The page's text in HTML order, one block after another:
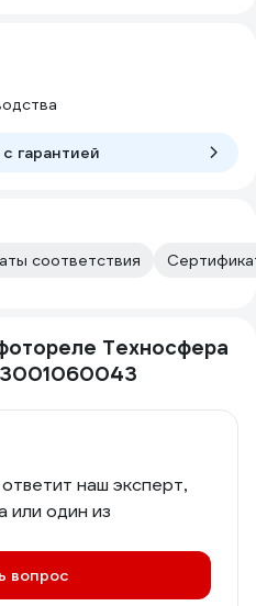
гарантией
соответствия
Техносфера
наш эксперт,
или один из
вопрос